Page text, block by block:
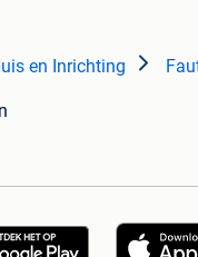
en Inrichting